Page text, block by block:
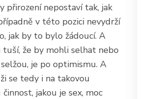
přirození nepostaví tak, jak
v této pozici nevydrží
jak by to bylo žádoucí. A
tuší, že by mohli selhat nebo
je po optimismu. A
se tedy i na takovou
jakou je sex, moc